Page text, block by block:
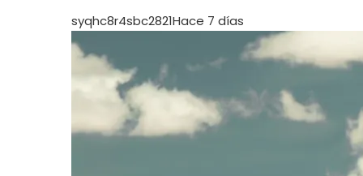
syqhc8r4sbc2821Hace 7 días